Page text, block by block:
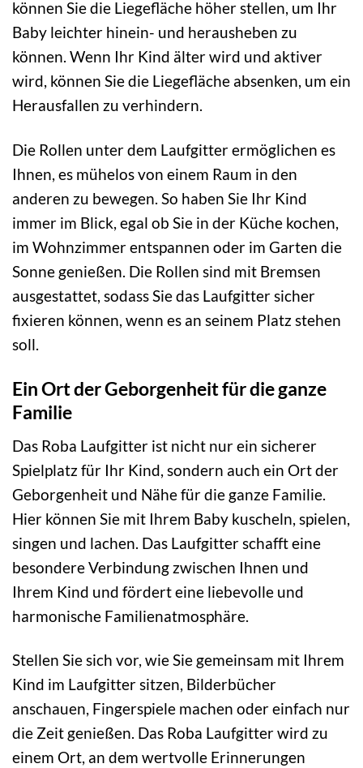
können Sie die Liegefläche höher stellen, um Ihr
Baby leichter hinein- und herausheben zu
können. Wenn Ihr Kind älter wird und aktiver
wird, können Sie die Liegefläche absenken, um ein
Herausfallen zu verhindern.
Die Rollen unter dem Laufgitter ermöglichen es
Ihnen, es mühelos von einem Raum in den
anderen zu bewegen. So haben Sie Ihr Kind
immer im Blick, egal ob Sie in der Küche kochen,
im Wohnzimmer entspannen oder im Garten die
Sonne genießen. Die Rollen sind mit Bremsen
ausgestattet, sodass Sie das Laufgitter sicher
fixieren können, wenn es an seinem Platz stehen
soll.
Ein Ort der Geborgenheit für die ganze
Familie
Das Roba Laufgitter ist nicht nur ein sicherer
Spielplatz für Ihr Kind, sondern auch ein Ort der
Geborgenheit und Nähe für die ganze Familie.
Hier können Sie mit Ihrem Baby kuscheln, spielen,
singen und lachen. Das Laufgitter schafft eine
besondere Verbindung zwischen Ihnen und
Ihrem Kind und fördert eine liebevolle und
harmonische Familienatmosphäre.
Stellen Sie sich vor, wie Sie gemeinsam mit Ihrem
Kind im Laufgitter sitzen, Bilderbücher
anschauen, Fingerspiele machen oder einfach nur
die Zeit genießen. Das Roba Laufgitter wird zu
einem Ort, an dem wertvolle Erinnerungen